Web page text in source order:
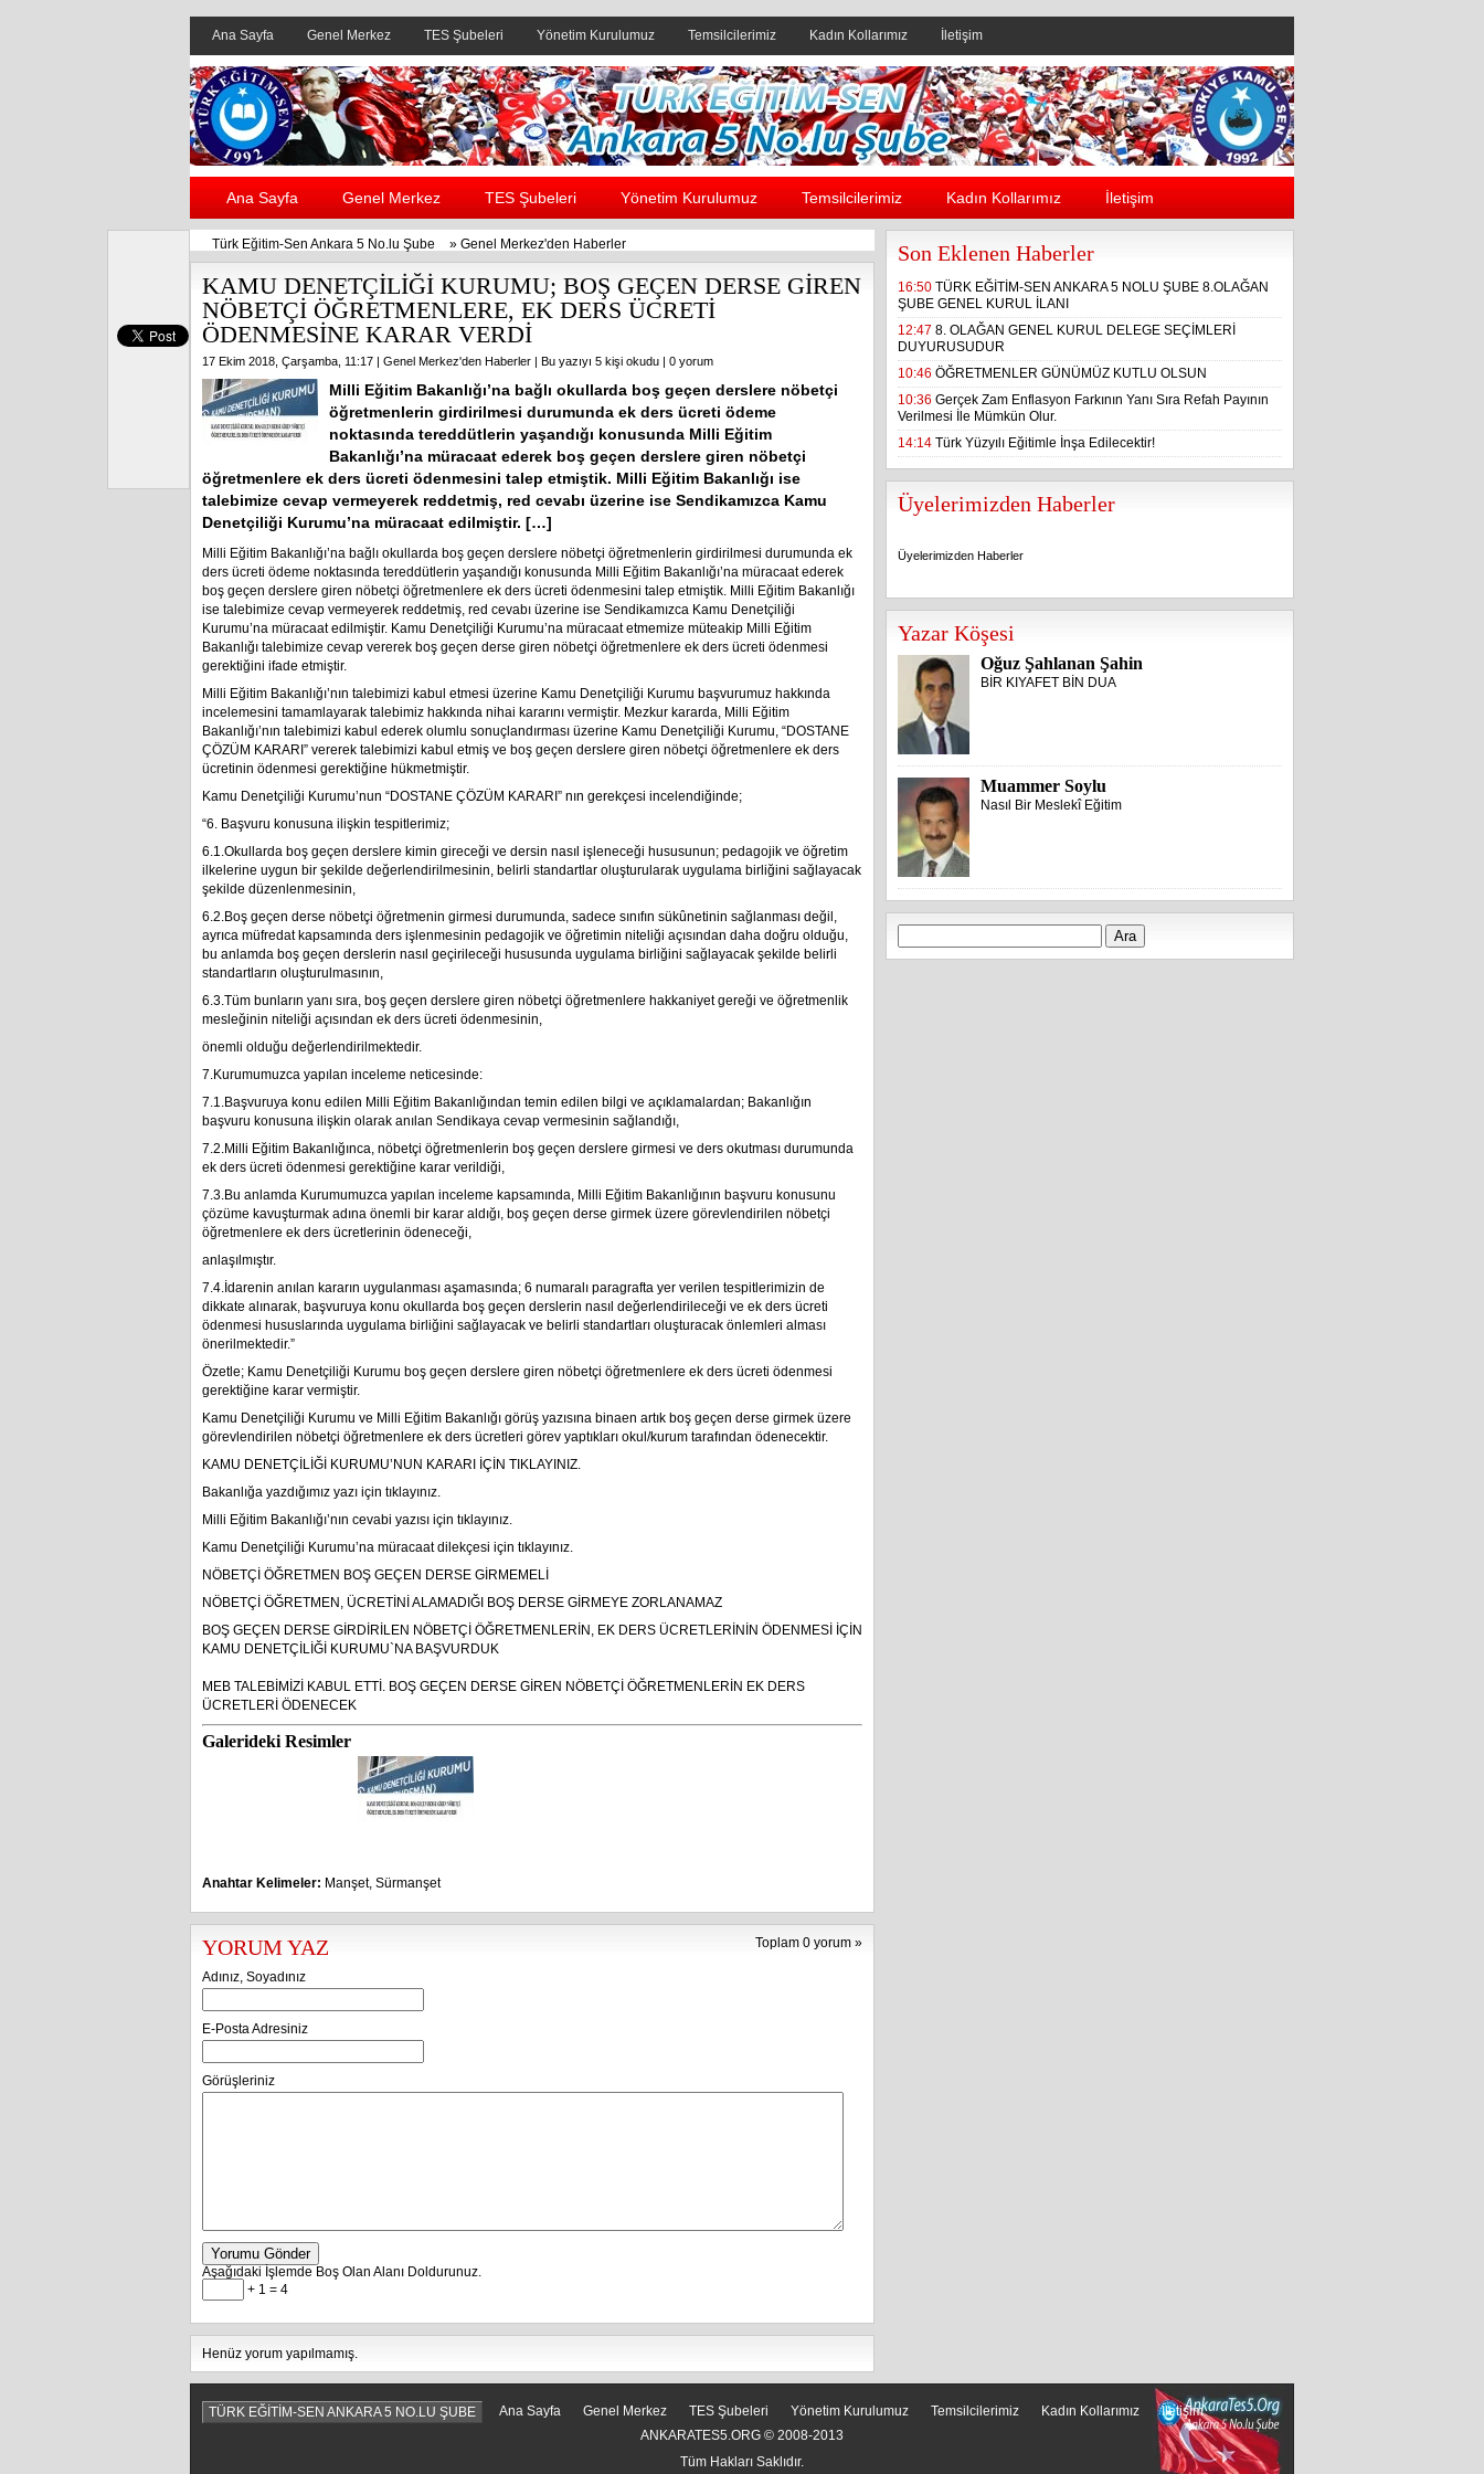
Ana Sayfa Genel Merkez TES Şubeleri Yönetim Kurulumuz Temsilcilerimiz Kadın Kollarımız İletişim
Header yanı reklam alanı
Ana Sayfa Genel Merkez TES Şubeleri Yönetim Kurulumuz Temsilcilerimiz Kadın Kollarımız İletişim
Türk Eğitim-Sen Ankara 5 No.lu Şube » Genel Merkez'den Haberler
KAMU DENETÇİLİĞİ KURUMU; BOŞ GEÇEN DERSE GİREN
NÖBETÇİ ÖĞRETMENLERE, EK DERS ÜCRETİ
ÖDENMESİNE KARAR VERDİ
17 Ekim 2018, Çarşamba, 11:17 | Genel Merkez'den Haberler | Bu yazıyı 5 kişi okudu | 0 yorum
Milli Eğitim Bakanlığı’na bağlı okullarda boş geçen derslere nöbetçi
öğretmenlerin girdirilmesi durumunda ek ders ücreti ödeme
noktasında tereddütlerin yaşandığı konusunda Milli Eğitim
Bakanlığı’na müracaat ederek boş geçen derslere giren nöbetçi
öğretmenlere ek ders ücreti ödenmesini talep etmiştik. Milli Eğitim Bakanlığı ise
talebimize cevap vermeyerek reddetmiş, red cevabı üzerine ise Sendikamızca Kamu
Denetçiliği Kurumu’na müracaat edilmiştir. […]
Milli Eğitim Bakanlığı’na bağlı okullarda boş geçen derslere nöbetçi öğretmenlerin girdirilmesi durumunda ek
ders ücreti ödeme noktasında tereddütlerin yaşandığı konusunda Milli Eğitim Bakanlığı’na müracaat ederek
boş geçen derslere giren nöbetçi öğretmenlere ek ders ücreti ödenmesini talep etmiştik. Milli Eğitim Bakanlığı
ise talebimize cevap vermeyerek reddetmiş, red cevabı üzerine ise Sendikamızca Kamu Denetçiliği
Kurumu’na müracaat edilmiştir. Kamu Denetçiliği Kurumu’na müracaat etmemize müteakip Milli Eğitim
Bakanlığı talebimize cevap vererek boş geçen derse giren nöbetçi öğretmenlere ek ders ücreti ödenmesi
gerektiğini ifade etmiştir.
Milli Eğitim Bakanlığı’nın talebimizi kabul etmesi üzerine Kamu Denetçiliği Kurumu başvurumuz hakkında
incelemesini tamamlayarak talebimiz hakkında nihai kararını vermiştir. Mezkur kararda, Milli Eğitim
Bakanlığı’nın talebimizi kabul ederek olumlu sonuçlandırması üzerine Kamu Denetçiliği Kurumu, “DOSTANE
ÇÖZÜM KARARI” vererek talebimizi kabul etmiş ve boş geçen derslere giren nöbetçi öğretmenlere ek ders
ücretinin ödenmesi gerektiğine hükmetmiştir.
Kamu Denetçiliği Kurumu’nun “DOSTANE ÇÖZÜM KARARI” nın gerekçesi incelendiğinde;
“6. Başvuru konusuna ilişkin tespitlerimiz;
6.1.Okullarda boş geçen derslere kimin gireceği ve dersin nasıl işleneceği hususunun; pedagojik ve öğretim
ilkelerine uygun bir şekilde değerlendirilmesinin, belirli standartlar oluşturularak uygulama birliğini sağlayacak
şekilde düzenlenmesinin,
6.2.Boş geçen derse nöbetçi öğretmenin girmesi durumunda, sadece sınıfın sükûnetinin sağlanması değil,
ayrıca müfredat kapsamında ders işlenmesinin pedagojik ve öğretimin niteliği açısından daha doğru olduğu,
bu anlamda boş geçen derslerin nasıl geçirileceği hususunda uygulama birliğini sağlayacak şekilde belirli
standartların oluşturulmasının,
6.3.Tüm bunların yanı sıra, boş geçen derslere giren nöbetçi öğretmenlere hakkaniyet gereği ve öğretmenlik
mesleğinin niteliği açısından ek ders ücreti ödenmesinin,
önemli olduğu değerlendirilmektedir.
7.Kurumumuzca yapılan inceleme neticesinde:
7.1.Başvuruya konu edilen Milli Eğitim Bakanlığından temin edilen bilgi ve açıklamalardan; Bakanlığın
başvuru konusuna ilişkin olarak anılan Sendikaya cevap vermesinin sağlandığı,
7.2.Milli Eğitim Bakanlığınca, nöbetçi öğretmenlerin boş geçen derslere girmesi ve ders okutması durumunda
ek ders ücreti ödenmesi gerektiğine karar verildiği,
7.3.Bu anlamda Kurumumuzca yapılan inceleme kapsamında, Milli Eğitim Bakanlığının başvuru konusunu
çözüme kavuşturmak adına önemli bir karar aldığı, boş geçen derse girmek üzere görevlendirilen nöbetçi
öğretmenlere ek ders ücretlerinin ödeneceği,
anlaşılmıştır.
7.4.İdarenin anılan kararın uygulanması aşamasında; 6 numaralı paragrafta yer verilen tespitlerimizin de
dikkate alınarak, başvuruya konu okullarda boş geçen derslerin nasıl değerlendirileceği ve ek ders ücreti
ödenmesi hususlarında uygulama birliğini sağlayacak ve belirli standartları oluşturacak önlemleri alması
önerilmektedir.”
Özetle; Kamu Denetçiliği Kurumu boş geçen derslere giren nöbetçi öğretmenlere ek ders ücreti ödenmesi
gerektiğine karar vermiştir.
Kamu Denetçiliği Kurumu ve Milli Eğitim Bakanlığı görüş yazısına binaen artık boş geçen derse girmek üzere
görevlendirilen nöbetçi öğretmenlere ek ders ücretleri görev yaptıkları okul/kurum tarafından ödenecektir.
KAMU DENETÇİLİĞİ KURUMU’NUN KARARI İÇİN TIKLAYINIZ.
Bakanlığa yazdığımız yazı için tıklayınız.
Milli Eğitim Bakanlığı’nın cevabi yazısı için tıklayınız.
Kamu Denetçiliği Kurumu’na müracaat dilekçesi için tıklayınız.
NÖBETÇİ ÖĞRETMEN BOŞ GEÇEN DERSE GİRMEMELİ
NÖBETÇİ ÖĞRETMEN, ÜCRETİNİ ALAMADIĞI BOŞ DERSE GİRMEYE ZORLANAMAZ
BOŞ GEÇEN DERSE GİRDİRİLEN NÖBETÇİ ÖĞRETMENLERİN, EK DERS ÜCRETLERİNİN ÖDENMESİ İÇİN
KAMU DENETÇİLİĞİ KURUMU`NA BAŞVURDUK
MEB TALEBİMİZİ KABUL ETTİ. BOŞ GEÇEN DERSE GİREN NÖBETÇİ ÖĞRETMENLERİN EK DERS
ÜCRETLERİ ÖDENECEK
Galerideki Resimler
Anahtar Kelimeler: Manşet, Sürmanşet
Toplam 0 yorum »
YORUM YAZ
Adınız, Soyadınız
E-Posta Adresiniz
Görüşleriniz
Yorumu Gönder
Aşağıdaki İşlemde Boş Olan Alanı Doldurunuz.
+ 1 = 4
Henüz yorum yapılmamış.
Son Eklenen Haberler
16:50 TÜRK EĞİTİM-SEN ANKARA 5 NOLU ŞUBE 8.OLAĞAN
ŞUBE GENEL KURUL İLANI
12:47 8. OLAĞAN GENEL KURUL DELEGE SEÇİMLERİ
DUYURUSUDUR
10:46 ÖĞRETMENLER GÜNÜMÜZ KUTLU OLSUN
10:36 Gerçek Zam Enflasyon Farkının Yanı Sıra Refah Payının
Verilmesi İle Mümkün Olur.
14:14 Türk Yüzyılı Eğitimle İnşa Edilecektir!
Üyelerimizden Haberler
Üyelerimizden Haberler
Yazar Köşesi
Oğuz Şahlanan Şahin
BİR KIYAFET BİN DUA
Muammer Soylu
Nasıl Bir Meslekî Eğitim
Arama:
TÜRK EĞİTİM-SEN ANKARA 5 NO.LU ŞUBE Ana Sayfa Genel Merkez TES Şubeleri Yönetim Kurulumuz Temsilcilerimiz Kadın Kollarımız
İletişim
ANKARATES5.ORG © 2008-2013
Tüm Hakları Saklıdır.